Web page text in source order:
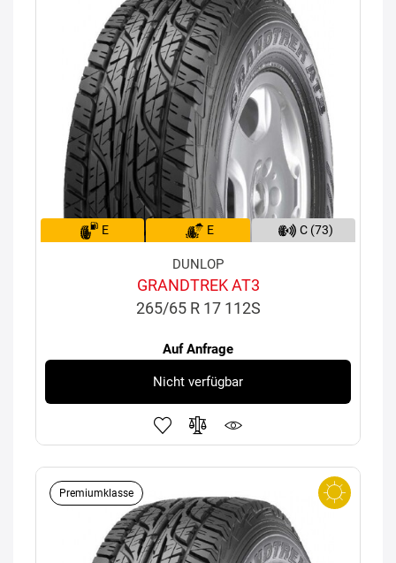
E E C (73)
DUNLOP
GRANDTREK AT3
265/65 R 17 112S
Auf Anfrage
Nicht verfügbar
Premiumklasse